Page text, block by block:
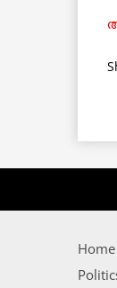
Home